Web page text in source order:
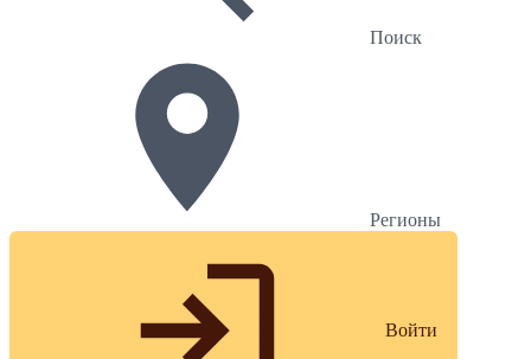
Поиск
Регионы
Войти